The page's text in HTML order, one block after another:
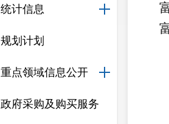
统计信息
规划计划
重点领域信息公开
政府采购及购买服务